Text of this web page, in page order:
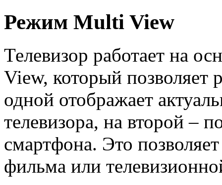
Режим Multi View
Телевизор работает на
View, который позволяет
одной отображает
телевизора, на второй –
смартфона. Это
фильма или